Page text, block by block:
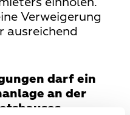
Verweigerung
ausreichend
darf ein
an der